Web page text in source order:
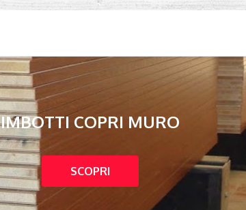
IMBOTTI COPRI MURO
SCOPRI